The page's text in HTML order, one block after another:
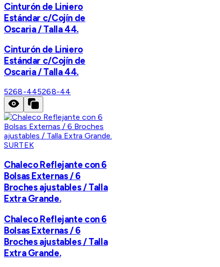
Cinturón de Liniero
Estándar c/Cojín de
Oscaria / Talla 44.
Cinturón de Liniero
Estándar c/Cojín de
Oscaria / Talla 44.
5268-445268-44
SURTEK
Chaleco Reflejante con 6
Bolsas Externas / 6
Broches ajustables / Talla
Extra Grande.
Chaleco Reflejante con 6
Bolsas Externas / 6
Broches ajustables / Talla
Extra Grande.